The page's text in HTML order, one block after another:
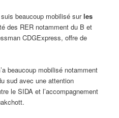
beaucoup mobilisé surles
des RER notamment du B et
CDGExpress, offre de
beaucoup mobilisé notamment
sud avec une attention
le SIDA et l’accompagnement